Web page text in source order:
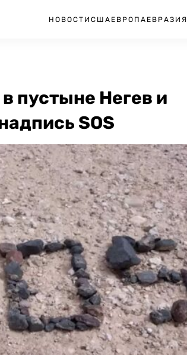
НОВОСТИ США ЕВРОПА ЕВРАЗИЯ
пустыне Негев и
SOS